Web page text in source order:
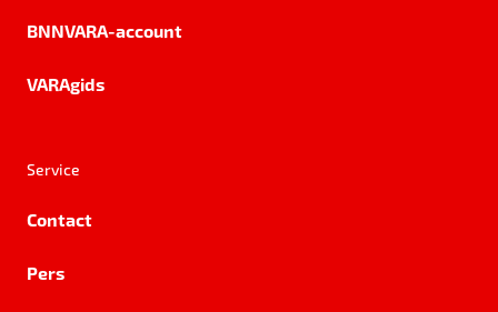
BNNVARA-account
VARAgids
Service
Contact
Pers